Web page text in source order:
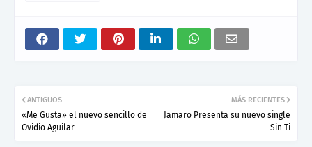
MÁS RECIENTES
Jamaro Presenta su nuevo single
- Sin Ti
ANTIGUOS
«Me Gusta» el nuevo sencillo de
Ovidio Aguilar